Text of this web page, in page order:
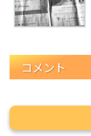
コメント